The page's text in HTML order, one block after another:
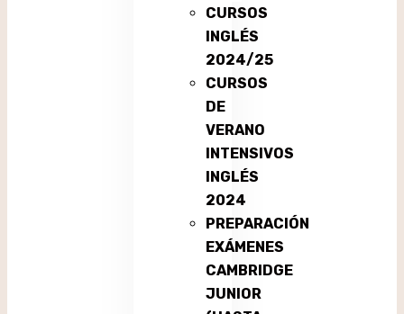
CURSOS
INGLÉS
2024/25
CURSOS
DE
VERANO
INTENSIVOS
INGLÉS
2024
PREPARACIÓN
EXÁMENES
CAMBRIDGE
JUNIOR